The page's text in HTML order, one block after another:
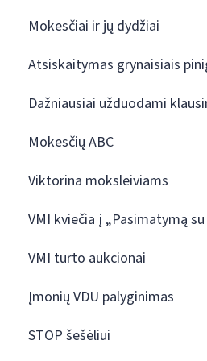
Mokesčiai ir jų dydžiai
Atsiskaitymas grynaisiais
Dažniausiai užduodami
Mokesčių ABC
Viktorina moksleiviams
VMI kviečia į „Pasimatymą
VMI turto aukcionai
Įmonių VDU palyginimas
STOP šešėliui